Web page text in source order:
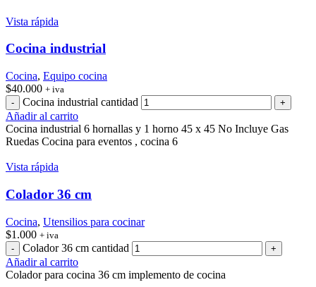
Vista rápida
Cocina industrial
Cocina, Equipo cocina
$40.000 + iva
Cocina industrial cantidad
Añadir al carrito
Cocina industrial 6 hornallas y 1 horno 45 x 45 No Incluye Gas
Ruedas Cocina para eventos , cocina 6
Vista rápida
Colador 36 cm
Cocina, Utensilios para cocinar
$1.000 + iva
Colador 36 cm cantidad
Añadir al carrito
Colador para cocina 36 cm implemento de cocina